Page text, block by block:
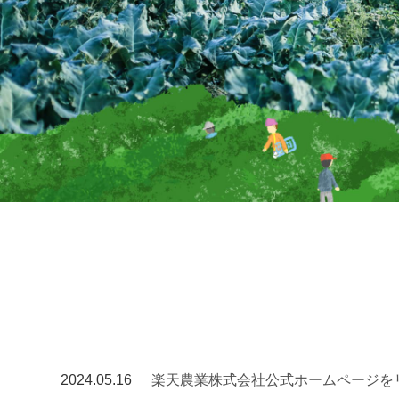
2024.05.16 楽天農業株式会社公式ホームページ